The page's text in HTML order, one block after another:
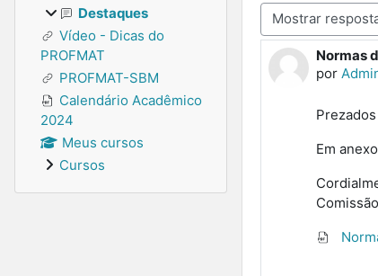
Modo de
Normas
por
Número
Em
Destaques
Vídeo - Dicas do
PROFMAT
PROFMAT-SBM
Calendário Acadêmico
2024
Meus cursos
Cursos